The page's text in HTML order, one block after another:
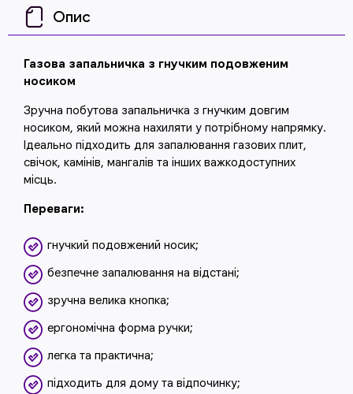
Опис
Газова запальничка з гнучким подовженим
носиком
Зручна побутова запальничка з гнучким довгим
носиком, який можна нахиляти у потрібному напрямку.
Ідеально підходить для запалювання газових плит,
свічок, камінів, мангалів та інших важкодоступних
місць.
Переваги:
гнучкий подовжений носик;
безпечне запалювання на відстані;
зручна велика кнопка;
ергономічна форма ручки;
легка та практична;
підходить для дому та відпочинку;